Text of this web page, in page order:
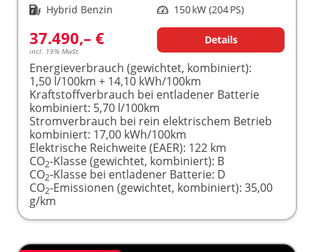
Kraftstoff Hybrid Benzin Leistung 150 kW (204 PS)
37.490,– €
incl. 19% MwSt.
Details
Energieverbrauch (gewichtet, kombiniert):
1,50 l/100km + 14,10 kWh/100km
Kraftstoffverbrauch bei entladener Batterie
kombiniert: 5,70 l/100km
Stromverbrauch bei rein elektrischem Betrieb
kombiniert: 17,00 kWh/100km
Elektrische Reichweite (EAER): 122 km
CO2-Klasse (gewichtet, kombiniert): B
CO2-Klasse bei entladener Batterie: D
CO2-Emissionen (gewichtet, kombiniert): 35,00
g/km